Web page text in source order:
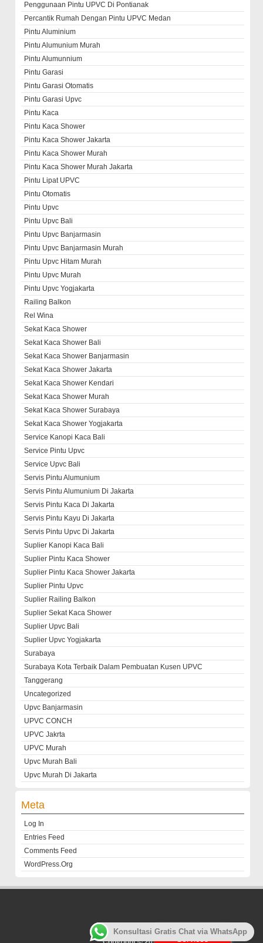
Penggunaan Pintu UPVC Di Pontianak
Percantik Rumah Dengan Pintu UPVC Medan
Pintu Aluminium
Pintu Alumunium Murah
Pintu Alumunnium
Pintu Garasi
Pintu Garasi Otomatis
Pintu Garasi Upvc
Pintu Kaca
Pintu Kaca Shower
Pintu Kaca Shower Jakarta
Pintu Kaca Shower Murah
Pintu Kaca Shower Murah Jakarta
Pintu Lipat UPVC
Pintu Otomatis
Pintu Upvc
Pintu Upvc Bali
Pintu Upvc Banjarmasin
Pintu Upvc Banjarmasin Murah
Pintu Upvc Hitam Murah
Pintu Upvc Murah
Pintu Upvc Yogjakarta
Railing Balkon
Rel Wina
Sekat Kaca Shower
Sekat Kaca Shower Bali
Sekat Kaca Shower Banjarmasin
Sekat Kaca Shower Jakarta
Sekat Kaca Shower Kendari
Sekat Kaca Shower Murah
Sekat Kaca Shower Surabaya
Sekat Kaca Shower Yogjakarta
Service Kanopi Kaca Bali
Service Pintu Upvc
Service Upvc Bali
Servis Pintu Alumunium
Servis Pintu Alumunium Di Jakarta
Servis Pintu Kaca Di Jakarta
Servis Pintu Kayu Di Jakarta
Servis Pintu Upvc Di Jakarta
Suplier Kanopi Kaca Bali
Suplier Pintu Kaca Shower
Suplier Pintu Kaca Shower Jakarta
Suplier Pintu Upvc
Suplier Railing Balkon
Suplier Sekat Kaca Shower
Suplier Upvc Bali
Suplier Upvc Yogjakarta
Surabaya
Surabaya Kota Terbaik Dalam Pembuatan Kusen UPVC
Tanggerang
Uncategorized
Upvc Banjarmasin
UPVC CONCH
UPVC Jakrta
UPVC Murah
Upvc Murah Bali
Upvc Murah Di Jakarta
Meta
Log In
Entries Feed
Comments Feed
WordPress.org
Konsultasi Gratis Chat via WhatsApp
Customer